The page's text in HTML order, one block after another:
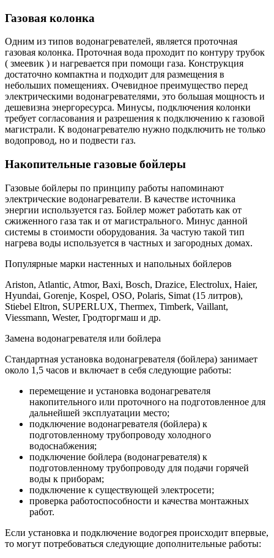
Газовая колонка
Одним из типов водонагревателей, является проточная
газовая колонка. Проточная вода проходит по контуру трубок
( змеевик ) и нагревается при помощи газа. Конструкция
достаточно компактна и подходит для размещения в
небольших помещениях. Очевидное преимущество перед
электрическими водонагревателями, это большая мощность и
дешевизна энергоресурса. Минусы, подключения колонки
требует согласования и разрешения к подключению к газовой
магистрали. К водонагревателю нужно подключить не только
водопровод, но и подвести газ.
Накопительные газовые бойлеры
Газовые бойлеры по принципу работы напоминают
электрические водонагреватели. В качестве источника
энергии используется газ. Бойлер может работать как от
сжиженного газа так и от магистрального. Минус данной
системы в стоимости оборудования. За частую такой тип
нагрева воды используется в частных и загородных домах.
Популярные марки настенных и напольных бойлеров
Ariston, Atlantic, Atmor, Baxi, Bosch, Drazice, Electrolux, Haier,
Hyundai, Gorenje, Kospel, OSO, Polaris, Simat (15 литров),
Stiebel Eltron, SUPERLUX, Thermex, Timberk, Vaillant,
Viessmann, Wester, Гродторгмаш и др.
Замена водонагревателя или бойлера
Стандартная установка водонагревателя (бойлера) занимает
около 1,5 часов и включает в себя следующие работы:
перемещение и установка водонагревателя
накопительного или проточного на подготовленное для
дальнейшей эксплуатации место;
подключение водонагревателя (бойлера) к
подготовленному трубопроводу холодного
водоснабжения;
подключение бойлера (водонагревателя) к
подготовленному трубопроводу для подачи горячей
воды к приборам;
подключение к существующей электросети;
проверка работоспособности и качества монтажных
работ.
Если установка и подключение водогрея происходит впервые,
то могут потребоваться следующие дополнительные работы: